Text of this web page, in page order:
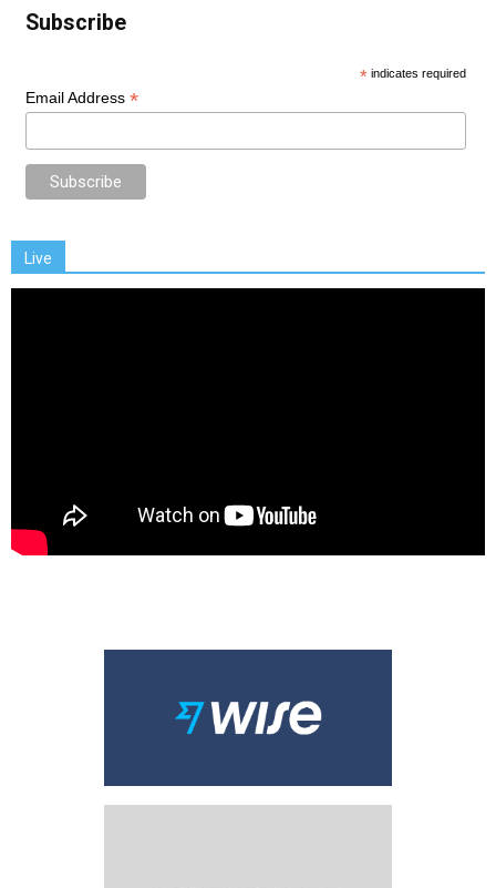
Subscribe
* indicates required
Email Address *
Live